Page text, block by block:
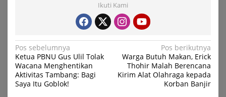
Ikuti Kami
Navigasi
pos
Pos sebelumnya
Ketua PBNU Gus Ulil Tolak
Wacana Menghentikan
Aktivitas Tambang: Bagi
Saya Itu Goblok!
Pos berikutnya
Warga Butuh Makan, Erick
Thohir Malah Berencana
Kirim Alat Olahraga kepada
Korban Banjir